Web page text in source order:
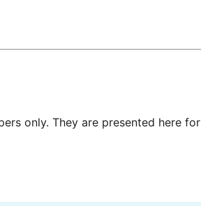
only. They are presented here for